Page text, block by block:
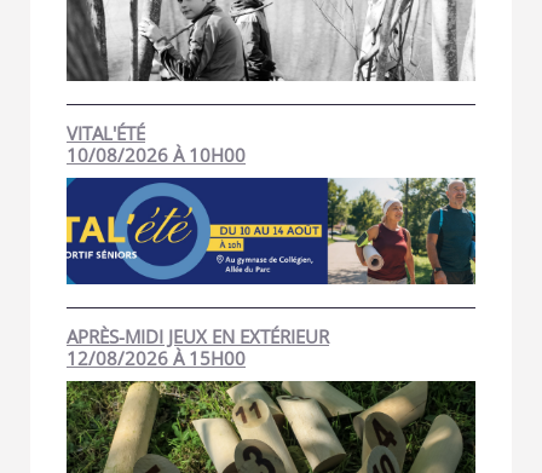
VITAL'ÉTÉ
10/08/2026 À 10H00
APRÈS-MIDI JEUX EN EXTÉRIEUR
12/08/2026 À 15H00